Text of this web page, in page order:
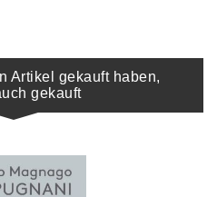
Artikel gekauft haben,
gekauft